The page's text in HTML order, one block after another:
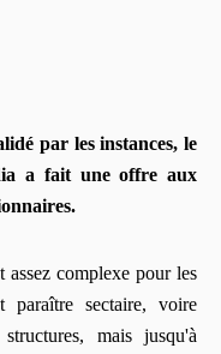
par les instances, le
a fait une offre aux
assez complexe pour les
paraître sectaire, voire
mais jusqu'à